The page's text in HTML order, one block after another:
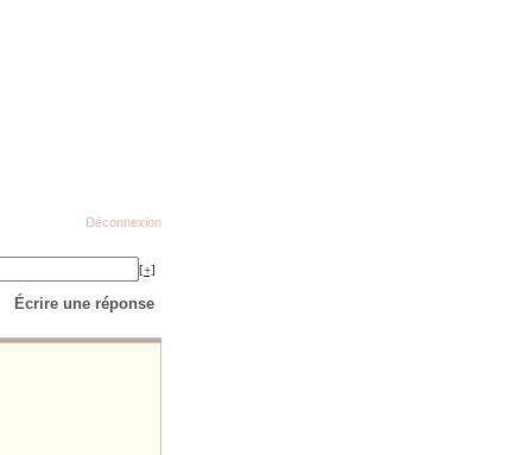
Déconnexion
[+]
Écrire une réponse